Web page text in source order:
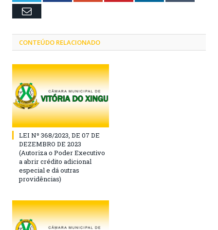
Email
CONTEÚDO RELACIONADO
LEI Nº 368/2023, DE 07 DE
DEZEMBRO DE 2023
(Autoriza o Poder Executivo
a abrir crédito adicional
especial e dá outras
providências)